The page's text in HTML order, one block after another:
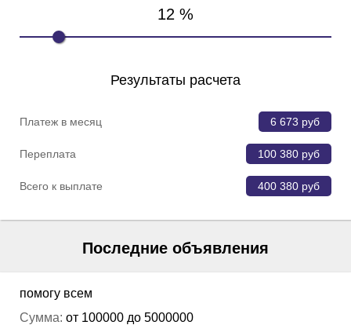
12 %
Результаты расчета
Платеж в месяц 6 673 руб
Переплата 100 380 руб
Всего к выплате 400 380 руб
Последние объявления
помогу всем
Сумма: от 100000 до 5000000